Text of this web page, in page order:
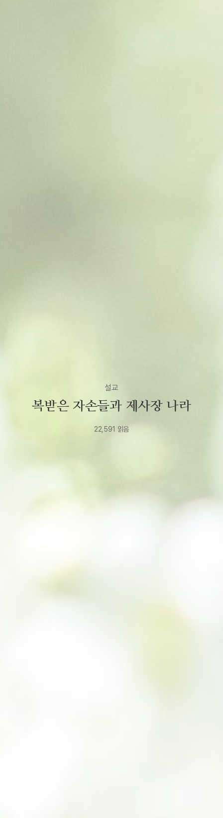
설교
복받은 자손들과 제사장 나라
2026년
22,591 읽음